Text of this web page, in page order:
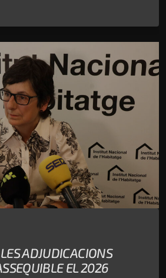
ADJUDICACIONS
EL 2026